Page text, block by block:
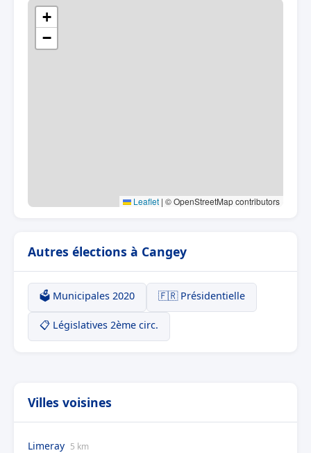
+
−
Leaflet | © OpenStreetMap contributors
Autres élections à Cangey
🗳️ Municipales 2020 🇫🇷 Présidentielle
📋 Législatives 2ème circ.
Villes voisines
Limeray 5 km